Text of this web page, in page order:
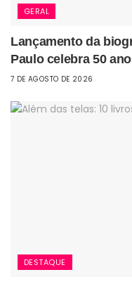
GERAL
Lançamento da
Paulo celebra 50
7 DE AGOSTO DE 2026
DESTAQUE